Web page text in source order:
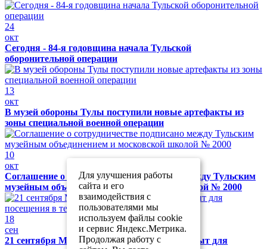
24
окт
Сегодня - 84-я годовщина начала Тульской
оборонительной операции
13
окт
В музей обороны Тулы поступили новые артефакты из
зоны специальной военной операции
10
окт
Соглашение о сотрудничестве подписано между Тульским
музейным объединением и московской школой № 2000
18
сен
21 сентября Музей обороны Тулы будет закрыт для
Для улучшения работы
сайта и его
взаимодействия с
пользователями мы
используем файлы cookie
и сервис Яндекс.Метрика.
Продолжая работу с